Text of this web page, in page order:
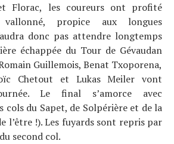
Florac, les coureurs ont profité
vallonné, propice aux longues
donc pas attendre longtemps
échappée du Tour de Gévaudan
Guillemois, Benat Txoporena,
Chetout et Lukas Meiler vont
Le final s’amorce avec
cols du Sapet, de Solpérière et de la
l’être !). Les fuyards sont repris par
second col.